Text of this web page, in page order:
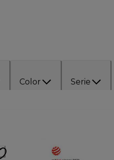
Color Serie